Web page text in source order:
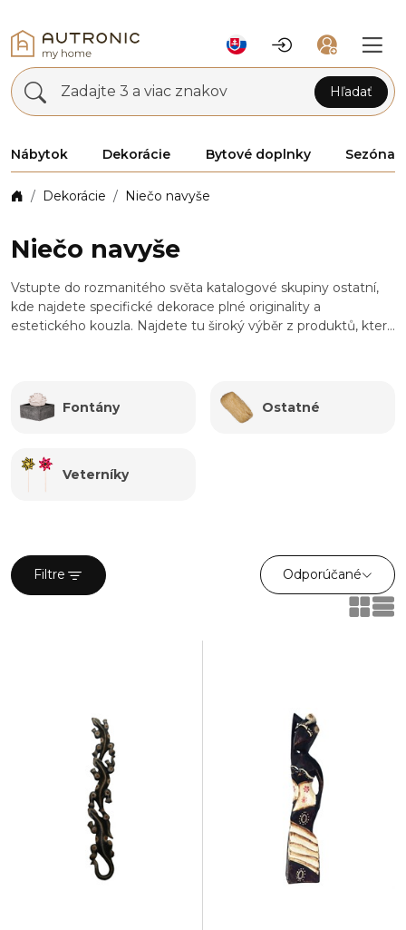
Zadajte 3 a viac znakov Hľadať
Nábytok Dekorácie Bytové doplnky Sezóna
Dekorácie Niečo navyše
Niečo navyše
Vstupte do rozmanitého světa katalogové skupiny ostatní,
kde najdete specifické dekorace plné originality a
estetického kouzla. Najdete tu široký výběr z produktů, které
najdete fontány a další unikátní výrobky, které mohou sloužit
jako výrazné a dekorativní prvky. Významnou podskupinou v
výběr z plastových, skleněných či polystyrenových
závěsných koulí v nejrůznějších barvených variantách. K
zavěšení jsou tu i drobné předměty v podobě stromečků,
každodenní použití, je tu rozhodně z čeho vybírat.
Fontány Ostatné
Veterníky
Filtre Odporúčané